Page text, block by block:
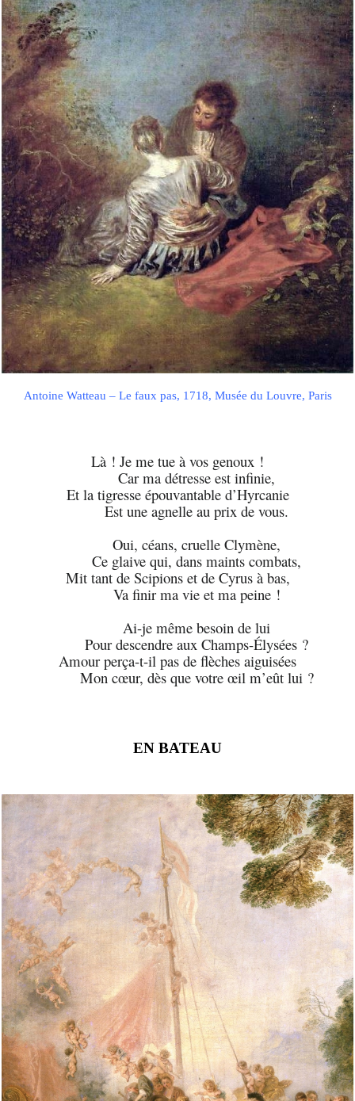
Antoine Watteau – Le faux pas, 1718, Musée du Louvre, Paris
Là ! Je me tue à vos genoux !
Car ma détresse est infinie,
Et la tigresse épouvantable d’Hyrcanie
Est une agnelle au prix de vous.
Oui, céans, cruelle Clymène,
Ce glaive qui, dans maints combats,
Mit tant de Scipions et de Cyrus à bas,
Va finir ma vie et ma peine !
Ai-je même besoin de lui
Pour descendre aux Champs-Élysées ?
Amour perça-t-il pas de flèches aiguisées
Mon cœur, dès que votre œil m’eût lui ?
EN BATEAU